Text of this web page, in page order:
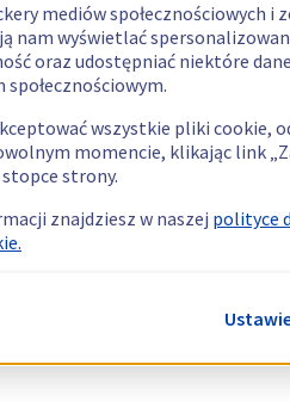
mediów społecznościowych
nam wyświetlać
oraz udostępniać niektóre
społecznościowym.
wszystkie pliki cookie,
momencie, klikając link
strony.
znajdziesz w naszej polityce